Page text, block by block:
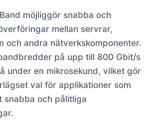
möjliggör snabba och
mellan servrar,
och andra nätverkskomponenter.
på upp till 800 Gbit/s
under en mikrosekund, vilket gör
val för applikationer som
snabba och pålitliga